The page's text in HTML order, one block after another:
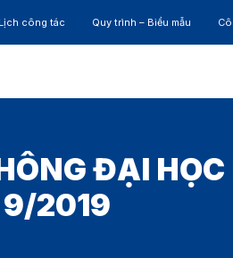
Lịch công tác Quy trình – Biểu mẫu
ĐẠI
9/2019